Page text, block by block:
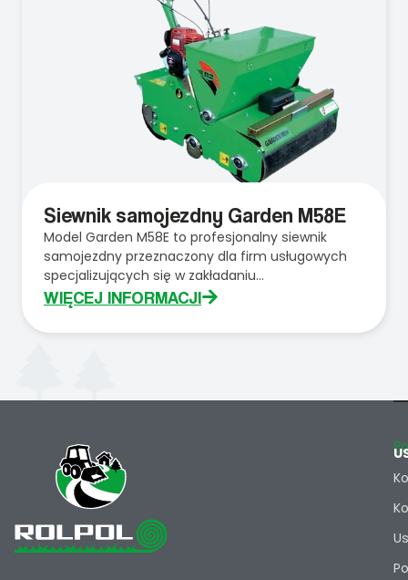
Siewnik samojezdny Garden M58E
Model Garden M58E to profesjonalny siewnik
samojezdny przeznaczony dla firm usługowych
specjalizujących się w zakładaniu...
WIĘCEJ INFORMACJI